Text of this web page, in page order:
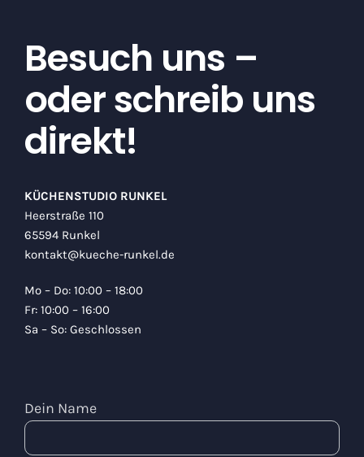
Besuch uns –
oder schreib uns
direkt!
KÜCHENSTUDIO RUNKEL
Heerstraße 110
65594 Runkel
kontakt@kueche-runkel.de
Mo – Do: 10:00 – 18:00
Fr: 10:00 – 16:00
Sa – So: Geschlossen
Dein Name